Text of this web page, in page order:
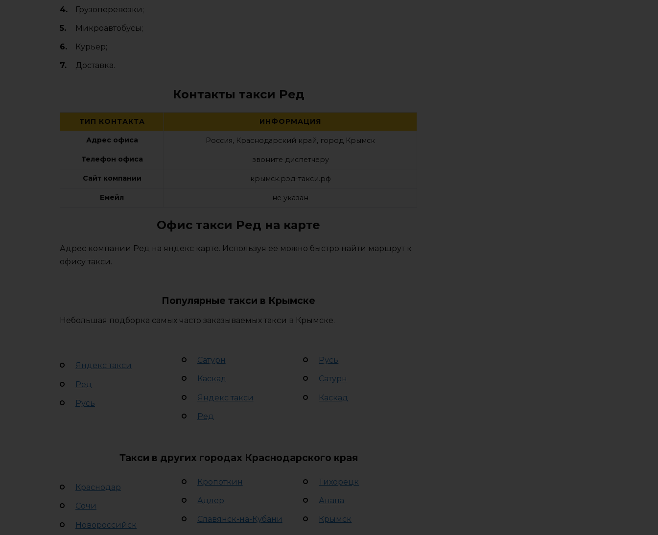
Грузоперевозки;
Микроавтобусы;
Курьер;
Доставка.
Контакты такси Ред
ТИП КОНТАКТА ИНФОРМАЦИЯ
Адрес офиса Россия, Краснодарский край, город Крымск
Телефон офиса звоните диспетчеру
Сайт компании крымск.рэд-такси.рф
Емейл не указан
Офис такси Ред на карте
Адрес компании Ред на яндекс карте. Используя ее можно быстро найти маршрут к
офису такси.
Популярные такси в Крымске
Небольшая подборка самых часто заказываемых такси в Крымске.
Яндекс такси
Ред
Русь
Сатурн
Каскад
Яндекс такси
Ред
Русь
Сатурн
Каскад
Такси в других городах Краснодарского края
Краснодар
Сочи
Новороссийск
Кропоткин
Адлер
Славянск-на-Кубани
Тихорецк
Анапа
Крымск